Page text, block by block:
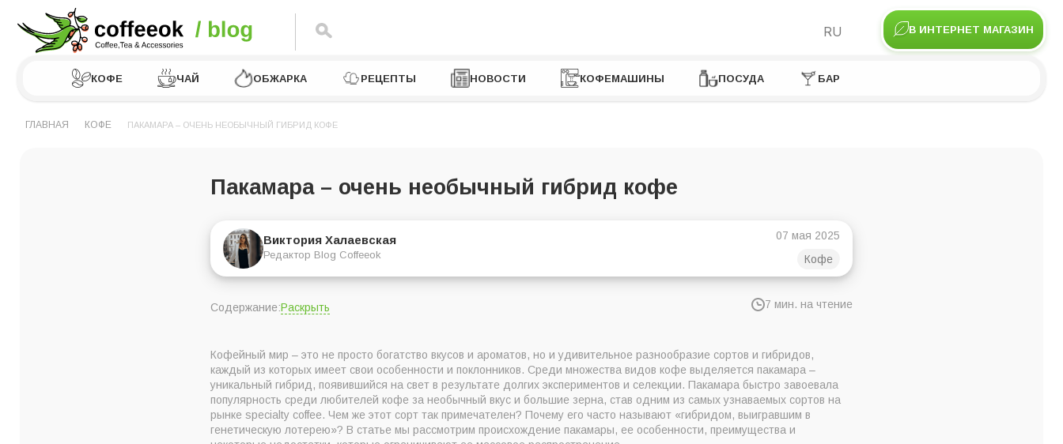
RU В ИНТЕРНЕТ МАГАЗИН
КОФЕ ЧАЙ ОБЖАРКА РЕЦЕПТЫ НОВОСТИ КОФЕМАШИНЫ ПОСУДА БАР
ГЛАВНАЯ КОФЕ ПАКАМАРА – ОЧЕНЬ НЕОБЫЧНЫЙ ГИБРИД КОФЕ
Пакамара – очень необычный гибрид кофе
Виктория Халаевская
Редактор Blog Coffeeok
07 мая 2025
Кофе
Содержание:Раскрыть 7 мин. на чтение
Особенности вкусового профиля
Преимущества кофе пакамара
Два минуса гибрида – нестабильность и неустойчивость
Резюме
Кофейный мир – это не просто богатство вкусов и ароматов, но и удивительное разнообразие сортов и гибридов,
каждый из которых имеет свои особенности и поклонников. Среди множества видов кофе выделяется пакамара –
уникальный гибрид, появившийся на свет в результате долгих экспериментов и селекции. Пакамара быстро завоевала
популярность среди любителей кофе за необычный вкус и большие зерна, став одним из самых узнаваемых сортов на
рынке specialty coffee. Чем же этот сорт так примечателен? Почему его часто называют «гибридом, выигравшим в
генетическую лотерею»? В статье мы рассмотрим происхождение пакамары, ее особенности, преимущества и